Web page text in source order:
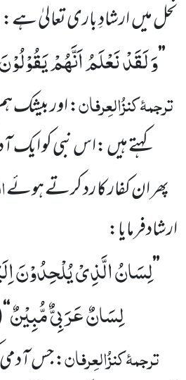
نحل میںارشادِ باری تعالیٰ ہے:
’’وَ لَقَدْ نَعْلَمُ اَنَّهُمْ
ترجمۂکنزُالعِرفان:اور بیشک
کہتےہیں :اس نبی کو ایک
پھر ان کفار کا رد کرتے ہوئے
ارشادفرمایا:
’’لِسَانُ الَّذِیْ یُلْحِدُوْنَ
لِسَانٌ عَرَبِیٌّ مُّبِیْنٌ‘‘
ترجمۂکنزُالعِرفان: جس